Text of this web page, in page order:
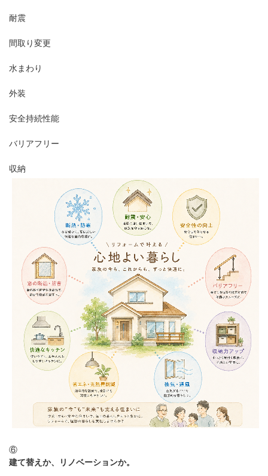
耐震
間取り変更
水まわり
外装
安全持続性能
バリアフリー
収納
⑥
建て替えか、リノベーションか。